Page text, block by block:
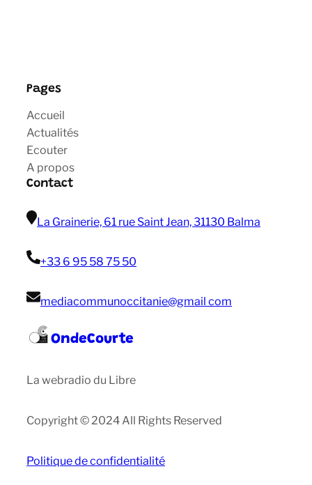
Pages
Accueil
Actualités
Ecouter
A propos
Contact
La Grainerie, 61 rue Saint Jean, 31130 Balma
+33 6 95 58 75 50
mediacommunoccitanie@gmail com
OndeCourte
La webradio du Libre
Copyright © 2024 All Rights Reserved
Politique de confidentialité